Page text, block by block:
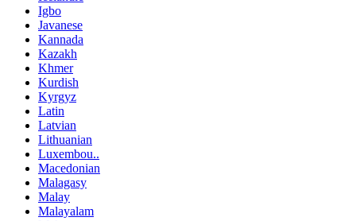
Igbo
Javanese
Kannada
Kazakh
Khmer
Kurdish
Kyrgyz
Latin
Latvian
Lithuanian
Luxembou..
Macedonian
Malagasy
Malay
Malayalam